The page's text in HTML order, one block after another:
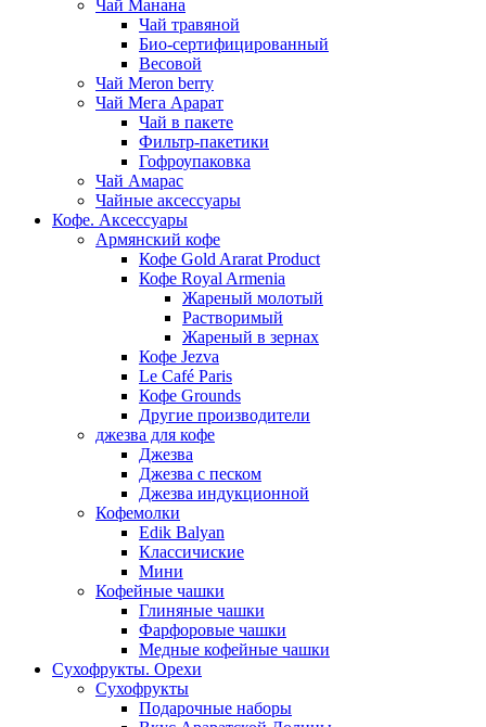
Чай Манана
Чай травяной
Био-сертифицированный
Весовой
Чай Meron berry
Чай Мега Арарат
Чай в пакете
Фильтр-пакетики
Гофроупаковка
Чай Амарас
Чайные аксессуары
Кофе. Аксессуары
Армянский кофе
Кофе Gold Ararat Product
Кофе Royal Armenia
Жареный молотый
Растворимый
Жареный в зернах
Кофе Jezva
Le Café Paris
Кофе Grounds
Другие производители
джезва для кофе
Джезва
Джезва с песком
Джезва индукционной
Кофемолки
Edik Balyan
Классичиские
Мини
Кофейные чашки
Глиняные чашки
Фарфоровые чашки
Медные кофейные чашки
Сухофрукты. Орехи
Сухофрукты
Подарочные наборы